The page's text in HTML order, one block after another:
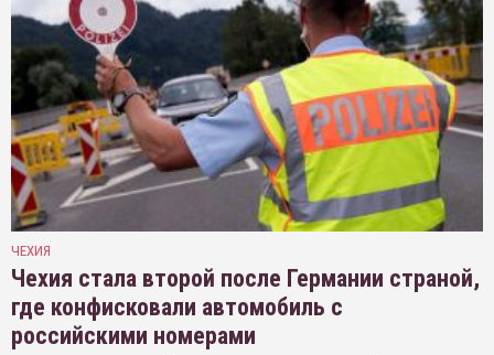
ЧЕХИЯ
Чехия стала второй после Германии страной,
где конфисковали автомобиль с
российскими номерами